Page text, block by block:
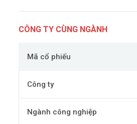
CÔNG TY CÙNG NGÀNH
Mã cổ phiếu
Công ty
Ngành công nghiệp